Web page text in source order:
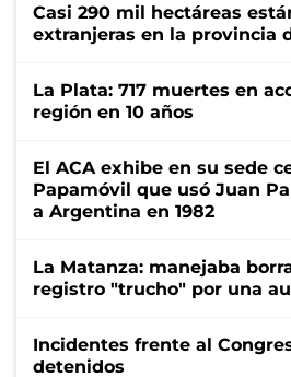
Casi 290 mil hectáreas
extranjeras en la provincia
La Plata: 717 muertes en
región en 10 años
El ACA exhibe en su sede
Papamóvil que usó Juan
a Argentina en 1982
La Matanza: manejaba
registro "trucho" por una
Incidentes frente al
detenidos